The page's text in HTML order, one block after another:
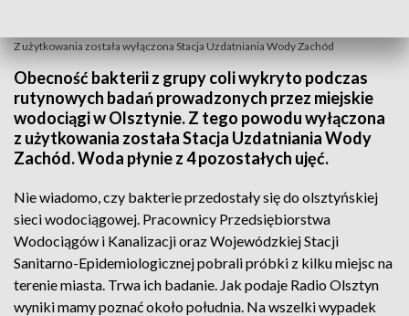
Z użytkowania została wyłączona Stacja Uzdatniania Wody Zachód
Obecność bakterii z grupy coli wykryto podczas
rutynowych badań prowadzonych przez miejskie
wodociągi w Olsztynie. Z tego powodu wyłączona
z użytkowania została Stacja Uzdatniania Wody
Zachód. Woda płynie z 4 pozostałych ujęć.
Nie wiadomo, czy bakterie przedostały się do olsztyńskiej
sieci wodociągowej. Pracownicy Przedsiębiorstwa
Wodociągów i Kanalizacji oraz Wojewódzkiej Stacji
Sanitarno-Epidemiologicznej pobrali próbki z kilku miejsc na
terenie miasta. Trwa ich badanie. Jak podaje Radio Olsztyn
wyniki mamy poznać około południa. Na wszelki wypadek